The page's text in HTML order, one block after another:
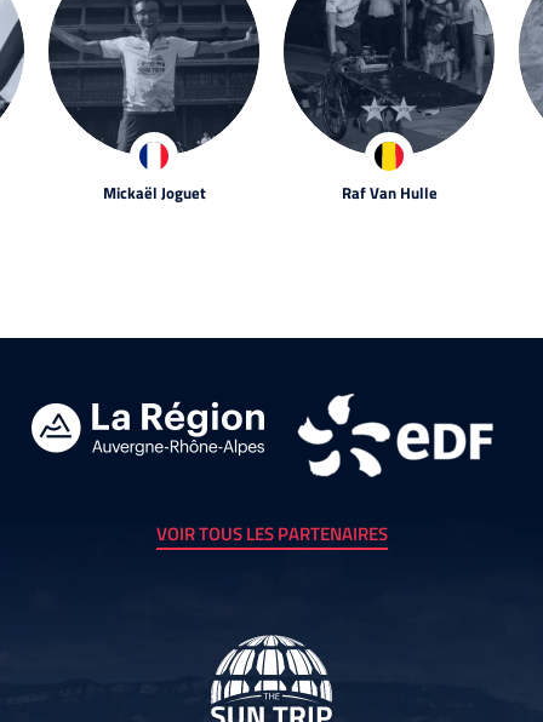
Mickaël Joguet Raf Van Hulle
VOIR TOUS LES PARTENAIRES